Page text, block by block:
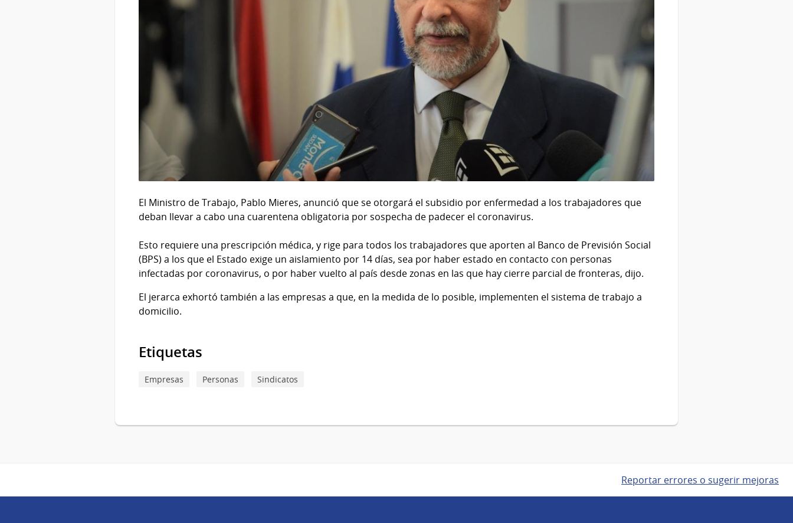
El Ministro de Trabajo, Pablo Mieres, anunció que se otorgará el subsidio por enfermedad a los trabajadores que
deban llevar a cabo una cuarentena obligatoria por sospecha de padecer el coronavirus.
Esto requiere una prescripción médica, y rige para todos los trabajadores que aporten al Banco de Previsión Social
(BPS) a los que el Estado exige un aislamiento por 14 días, sea por haber estado en contacto con personas
infectadas por coronavirus, o por haber vuelto al país desde zonas en las que hay cierre parcial de fronteras, dijo.
El jerarca exhortó también a las empresas a que, en la medida de lo posible, implementen el sistema de trabajo a
domicilio.
Etiquetas
Empresas Personas Sindicatos
Reportar errores o sugerir mejoras